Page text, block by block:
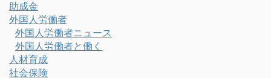
助成金
外国人労働者
外国人労働者ニュース
外国人労働者と働く
人材育成
社会保険